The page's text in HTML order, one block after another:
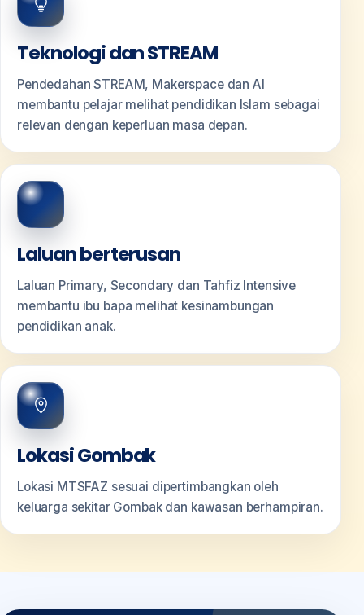
Teknologi dan STREAM
Pendedahan STREAM, Makerspace dan AI
membantu pelajar melihat pendidikan Islam sebagai
relevan dengan keperluan masa depan.
Laluan berterusan
Laluan Primary, Secondary dan Tahfiz Intensive
membantu ibu bapa melihat kesinambungan
pendidikan anak.
Lokasi Gombak
Lokasi MTSFAZ sesuai dipertimbangkan oleh
keluarga sekitar Gombak dan kawasan berhampiran.